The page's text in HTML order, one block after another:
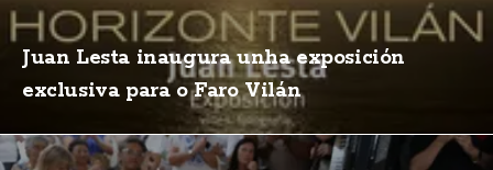
Juan Lesta inaugura unha exposición
exclusiva para o Faro Vilán